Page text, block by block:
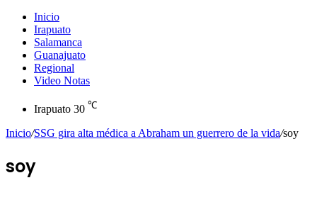
Inicio
Irapuato
Salamanca
Guanajuato
Regional
Video Notas
Irapuato 30 ℃
Inicio/SSG gira alta médica a Abraham un guerrero de la vida/soy
soy